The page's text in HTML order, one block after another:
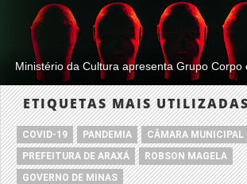
Ministério da Cultura apresenta Grupo
ETIQUETAS MAIS
COVID-19 PANDEMIA
CÂMARA MUNICIPAL
PREFEITURA DE ARAXÁ
ROBSON MAGELA
GOVERNO DE MINAS